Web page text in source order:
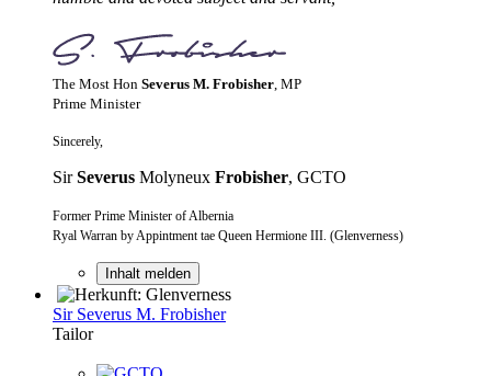
The Most Hon Severus M. Frobisher, MP
Prime Minister
Sincerely,
SirSeverus Molyneux Frobisher, GCTO
Former Prime Minister of Albernia
Ryal Warran by Appintment tae Queen Hermione III. (Glenverness)
Inhalt melden
Sir Severus M. Frobisher
Tailor